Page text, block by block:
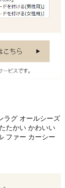
ラグ オールシーズ
たかい かわいい
ファー カーシー